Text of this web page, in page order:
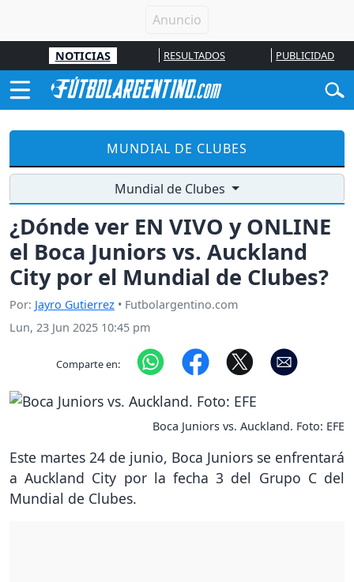
NOTICIAS RESULTADOS PUBLICIDAD
MUNDIAL DE CLUBES
Mundial de Clubes
¿Dónde ver EN VIVO y ONLINE
el Boca Juniors vs. Auckland
City por el Mundial de Clubes?
Por: Jayro Gutierrez • Futbolargentino.com
Lun, 23 Jun 2025 10:45 pm
Comparte en:
Boca Juniors vs. Auckland. Foto: EFE
Este martes 24 de junio, Boca Juniors se enfrentará
a Auckland City por la fecha 3 del Grupo C del
Mundial de Clubes.